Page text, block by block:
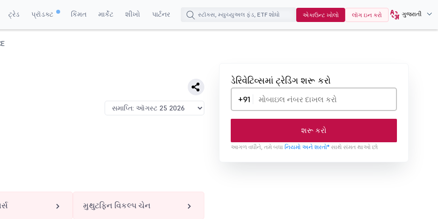
ટ્રેડ પ્રૉડક્ટ કિંમત માર્કેટ શીખો પાર્ટનર એકાઉન્ટ ખોલો લૉગ ઇન કરો ગુજરાતી
ડેરિવેટિવ્સમાં ટ્રેડિંગ શરૂ કરો
+91
શરૂ કરો
આગળ વધીને, તમે બધા નિયમો અને શરતો* સાથે સંમત થાઓ છો
મુથુટફિન વિકલ્પ ચેન